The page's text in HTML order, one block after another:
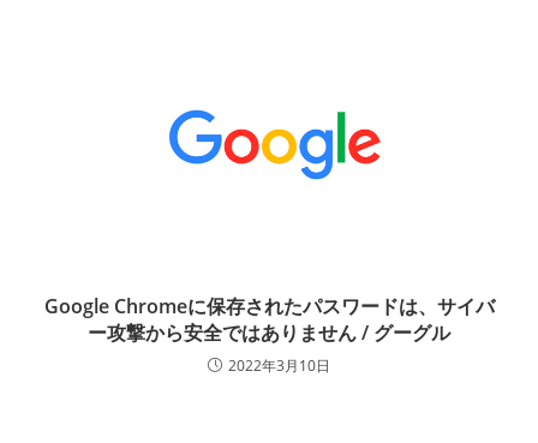
Google Chromeに保存されたパスワードは、サイバ
ー攻撃から安全ではありません / グーグル
2022年3月10日